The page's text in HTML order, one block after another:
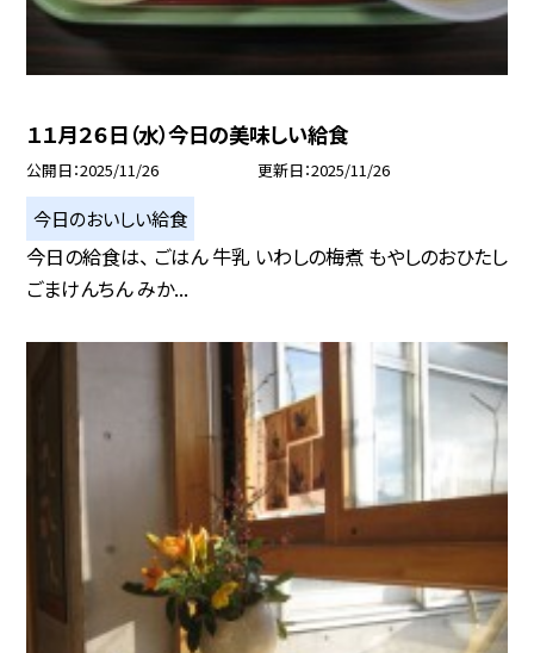
１１月２６日（水）今日の美味しい給食
公開日 2025/11/26 更新日 2025/11/26
今日のおいしい給食
今日の給食は、 ごはん 牛乳 いわしの梅煮 もやしのおひたし
ごまけんちん みか...